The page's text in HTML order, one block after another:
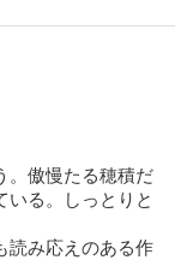
。傲慢たる穂積だ
る。しっとりと
読み応えのある作